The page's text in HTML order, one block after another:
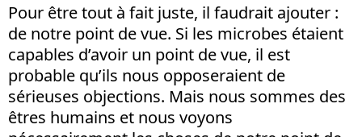
Pour être tout à fait juste, il faudrait ajouter :
de notre point de vue. Si les microbes étaient
capables d’avoir un point de vue, il est
probable qu’ils nous opposeraient de
sérieuses objections. Mais nous sommes des
êtres humains et nous voyons